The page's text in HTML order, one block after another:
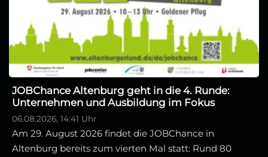
JOBChance Altenburg geht in die 4. Runde:
Unternehmen und Ausbildung im Fokus
06.08.2026, 14:41 Uhr
Am 29. August 2026 findet die JOBChance in
Altenburg bereits zum vierten Mal statt: Rund 80